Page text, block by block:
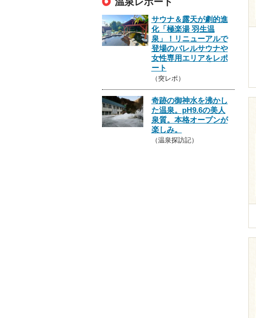
サウナ＆露天が劇的進
化「極楽湯 羽生温
泉」！リニューアルで
登場のバレルサウナや
女性専用エリアをレポ
ート
（突レポ）
奇跡の御神水を沸かし
た温泉。pH9.6の美人
泉質。本格オープンが
楽しみ。
（温泉探訪記）